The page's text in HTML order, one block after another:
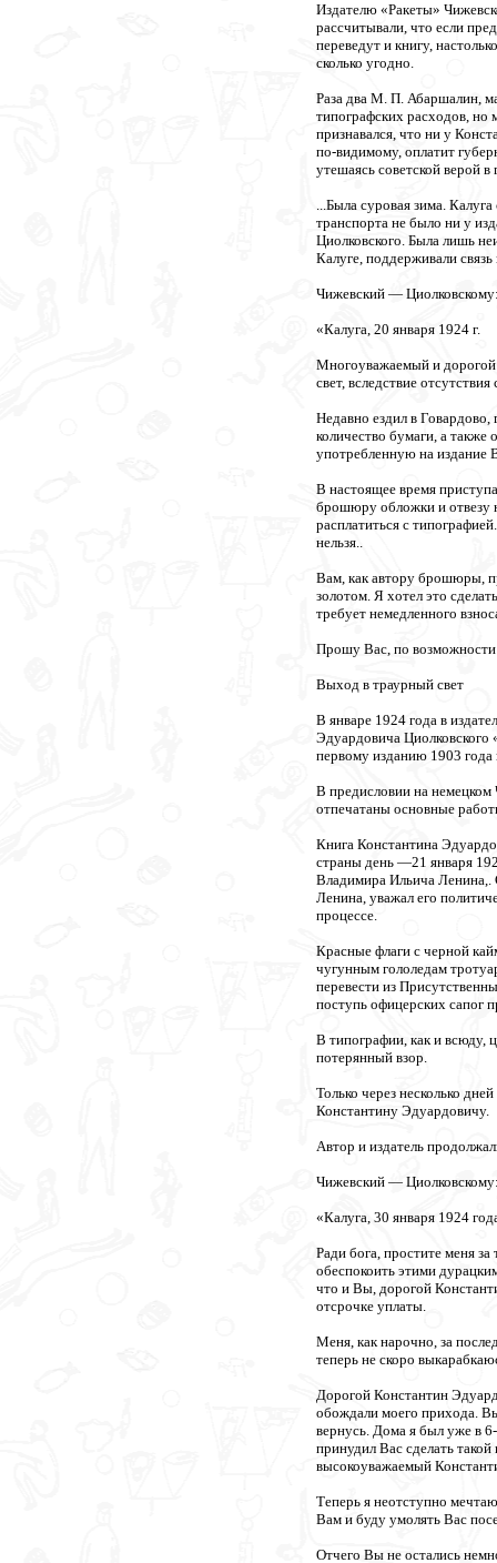
Издателю «Ракеты»
рассчитывали, что если
переведут и книгу,
сколько угодно.
Раза два М. П. Абаршалин,
типографских расходов, но
признавался, что ни у
по-видимому, оплатит
утешаясь советской верой
...Была суровая зима.
транспорта не было ни у
Циолковского. Была лишь
Калуге, поддерживали
Чижевский —
«Калуга, 20 января 1924 г.
Многоуважаемый и
свет, вследствие
Недавно ездил в
количество бумаги, а также
употребленную на
В настоящее время
брошюру обложки и отвезу
расплатиться с
нельзя..
Вам, как автору брошюры,
золотом. Я хотел это
требует немедленного
Прошу Вас, по возможности
Выход в траурный свет
В январе 1924 года в
Эдуардовича Циолковского
первому изданию 1903
В предисловии на
отпечатаны основные
Книга Константина
страны день —21 января
Владимира Ильича Ленина,.
Ленина, уважал его
процессе.
Красные флаги с черной
чугунным гололедам
перевести из
поступь офицерских сапог
В типографии, как и всюду,
потерянный взор.
Только через несколько
Константину Эдуардовичу.
Автор и издатель
Чижевский —
«Калуга, 30 января 1924
Ради бога, простите меня
обеспокоить этими
что и Вы, дорогой
отсрочке уплаты.
Меня, как нарочно, за
теперь не скоро
Дорогой Константин
обождали моего прихода.
вернусь. Дома я был уже в
принудил Вас сделать
высокоуважаемый
Теперь я неотступно
Вам и буду умолять Вас
Отчего Вы не остались